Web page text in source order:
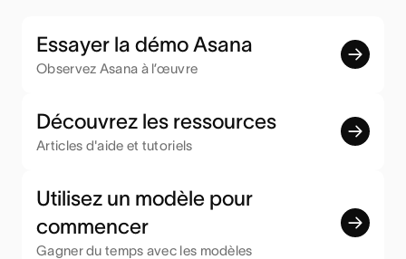
Essayer la démo Asana
Observez Asana à l’œuvre
Découvrez les ressources
Articles d'aide et tutoriels
Utilisez un modèle pour
commencer
Gagner du temps avec les modèles